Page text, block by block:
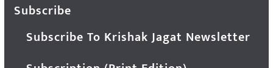
Subscribe
Subscribe To Krishak Jagat Newsletter